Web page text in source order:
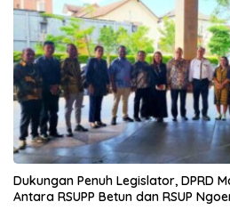
Dukungan Penuh Legislator, DPRD
Antara RSUPP Betun dan RSUP